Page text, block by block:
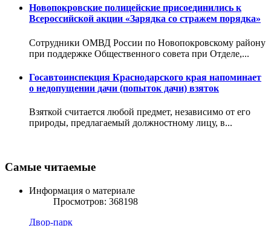
Новопокровские полицейские присоединились к
Всероссийской акции «Зарядка со стражем порядка»
Сотрудники ОМВД России по Новопокровскому району
при поддержке Общественного совета при Отделе,...
Госавтоинспекция Краснодарского края напоминает
о недопущении дачи (попыток дачи) взяток
Взяткой считается любой предмет, независимо от его
природы, предлагаемый должностному лицу, в...
Самые читаемые
Информация о материале
Просмотров: 368198
Двор-парк